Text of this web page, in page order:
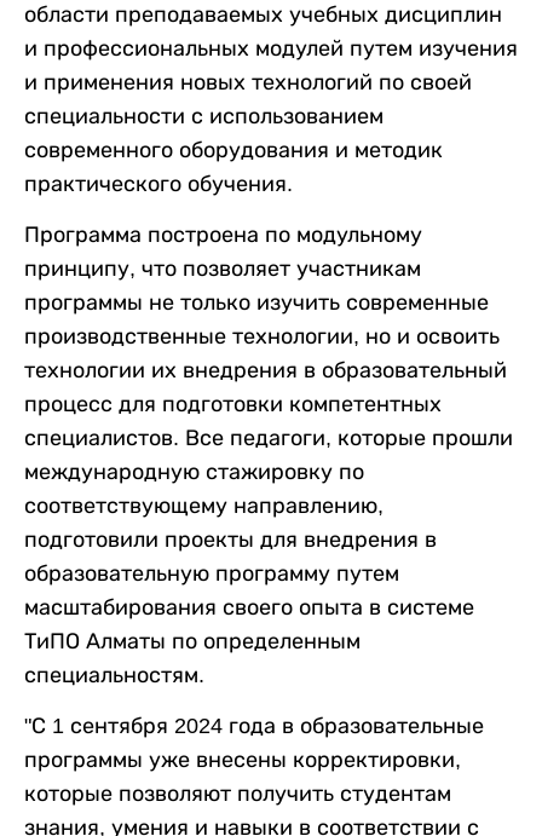
области преподаваемых учебных дисциплин
и профессиональных модулей путем изучения
и применения новых технологий по своей
специальности с использованием
современного оборудования и методик
практического обучения.
Программа построена по модульному
принципу, что позволяет участникам
программы не только изучить современные
производственные технологии, но и освоить
технологии их внедрения в образовательный
процесс для подготовки компетентных
специалистов. Все педагоги, которые прошли
международную стажировку по
соответствующему направлению,
подготовили проекты для внедрения в
образовательную программу путем
масштабирования своего опыта в системе
ТиПО Алматы по определенным
специальностям.
"С 1 сентября 2024 года в образовательные
программы уже внесены корректировки,
которые позволяют получить студентам
знания, умения и навыки в соответствии с